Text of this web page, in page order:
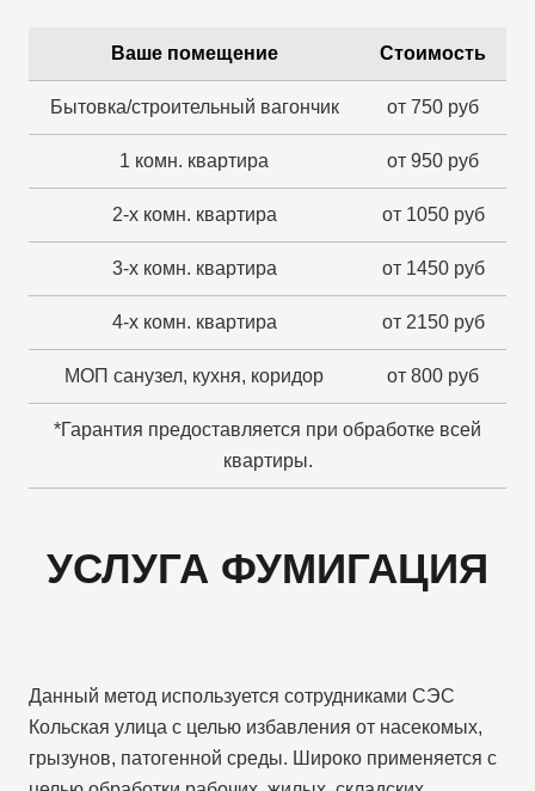
Ваше помещение Стоимость
Бытовка/строительный вагончик от 750 руб
1 комн. квартира от 950 руб
2-х комн. квартира от 1050 руб
3-х комн. квартира от 1450 руб
4-х комн. квартира от 2150 руб
МОП санузел, кухня, коридор от 800 руб
*Гарантия предоставляется при обработке всей
квартиры.
УСЛУГА ФУМИГАЦИЯ
Данный метод используется сотрудниками СЭС
Кольская улица с целью избавления от насекомых,
грызунов, патогенной среды. Широко применяется с